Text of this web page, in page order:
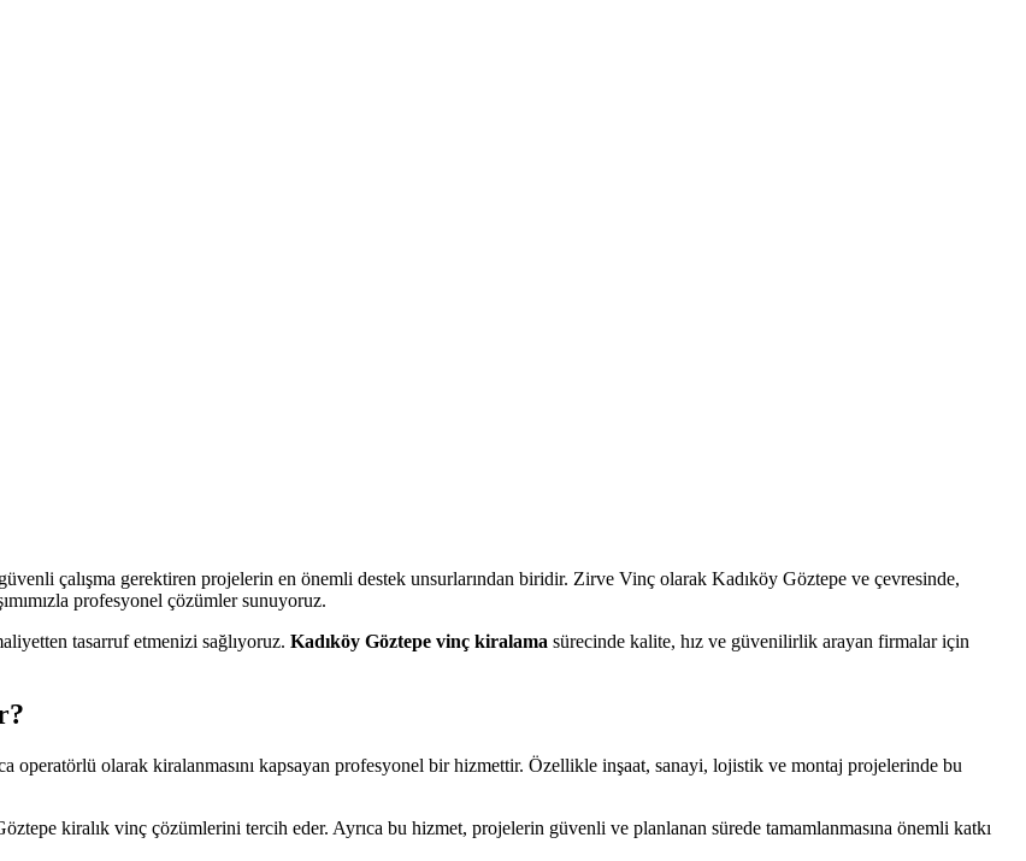
çalışma gerektiren projelerin en önemli destek unsurlarından biridir. Zirve Vinç olarak Kadıköy Göztepe ve çevresinde,
profesyonel çözümler sunuyoruz.
tasarruf etmenizi sağlıyoruz. Kadıköy Göztepe vinç kiralama sürecinde kalite, hız ve güvenilirlik arayan firmalar için
operatörlü olarak kiralanmasını kapsayan profesyonel bir hizmettir. Özellikle inşaat, sanayi, lojistik ve montaj projelerinde bu
kiralık vinç çözümlerini tercih eder. Ayrıca bu hizmet, projelerin güvenli ve planlanan sürede tamamlanmasına önemli katkı